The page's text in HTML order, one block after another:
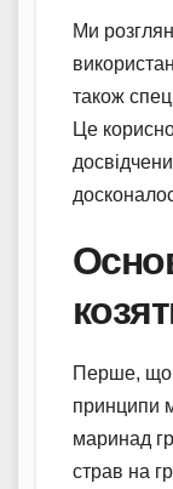
Ми
також
Це
Перше, що
принципи
маринад
страв на